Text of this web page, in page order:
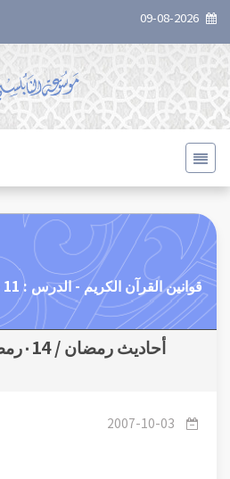
قوانين القرآن الكريم - الدرس : 11 - قانون الرزق
2007-10-03